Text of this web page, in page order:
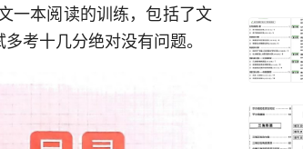
一本阅读的训练，包括了文
考十几分绝对没有问题。